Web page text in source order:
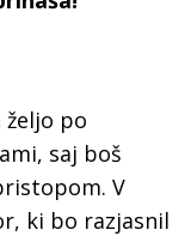
po
saj boš
V
ki bo razjasnil